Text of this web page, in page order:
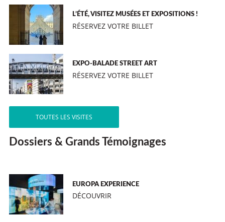
L’ÉTÉ, VISITEZ MUSÉES ET EXPOSITIONS !
RÉSERVEZ VOTRE BILLET
EXPO-BALADE STREET ART
RÉSERVEZ VOTRE BILLET
TOUTES LES VISITES
Dossiers & Grands Témoignages
EUROPA EXPERIENCE
DÉCOUVRIR